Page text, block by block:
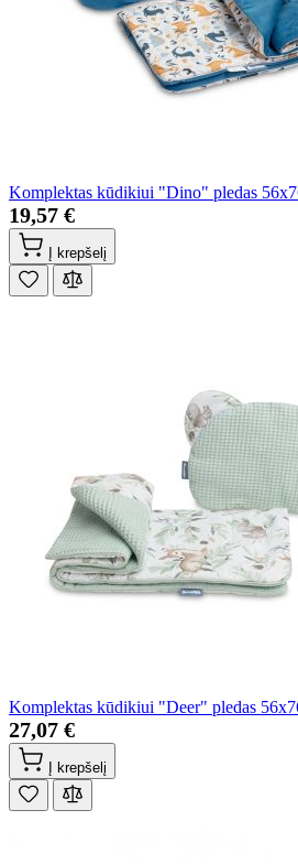
Komplektas kūdikiui "Dino" pledas
19,57 €
Į krepšelį
Komplektas kūdikiui "Deer" pledas
27,07 €
Į krepšelį